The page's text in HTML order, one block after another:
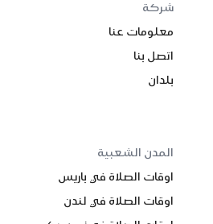
شركة
معلومات عنا
اتصل بنا
بلدان
المدن الشعبية
اوقات الصلاة في باريس
اوقات الصلاة في لندن